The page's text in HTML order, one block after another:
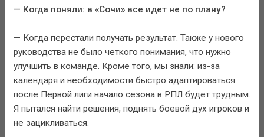
— Когда поняли: в «Сочи» все идет не по плану?
— Когда перестали получать результат. Также у нового
руководства не было четкого понимания, что нужно
улучшить в команде. Кроме того, мы знали: из-за
календаря и необходимости быстро адаптироваться
после Первой лиги начало сезона в РПЛ будет трудным.
Я пытался найти решения, поднять боевой дух игроков и
не зацикливаться.